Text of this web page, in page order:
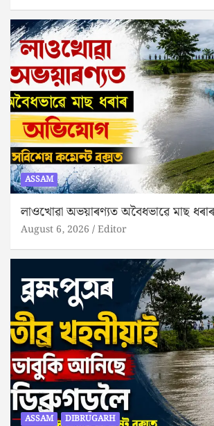
ASSAM
লাওখোৱা অভয়াৰণ্যত অবৈধভাৱে মাছ
August 6, 2026 Editor
ASSAM DIBRUGARH